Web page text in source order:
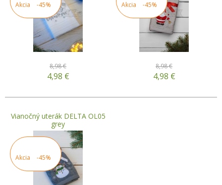
Akcia -45%
8,98 €
4,98 €
Akcia -45%
8,98 €
4,98 €
Vianočný uterák DELTA OL05
grey
Akcia -45%